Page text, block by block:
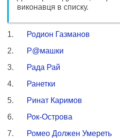
виконавця в списку.
Родион Газманов
Р@машки
Рада Рай
Ранетки
Ринат Каримов
Рок-Острова
Ромео Должен Умереть